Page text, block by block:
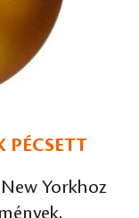
PÉCSETT
Yorkhoz